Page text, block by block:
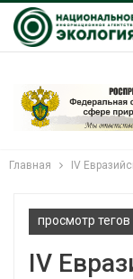
Главная IV
просмотр тегов
IV